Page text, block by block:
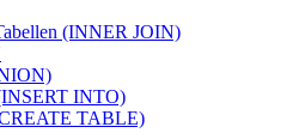
(INNER JOIN)
INTO)
TABLE)